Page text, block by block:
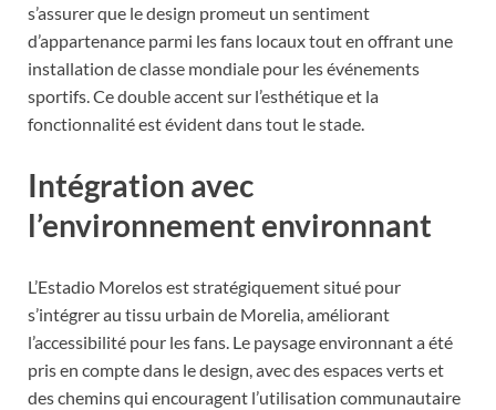
s’assurer que le design promeut un sentiment
d’appartenance parmi les fans locaux tout en offrant une
installation de classe mondiale pour les événements
sportifs. Ce double accent sur l’esthétique et la
fonctionnalité est évident dans tout le stade.
Intégration avec
l’environnement environnant
L’Estadio Morelos est stratégiquement situé pour
s’intégrer au tissu urbain de Morelia, améliorant
l’accessibilité pour les fans. Le paysage environnant a été
pris en compte dans le design, avec des espaces verts et
des chemins qui encouragent l’utilisation communautaire